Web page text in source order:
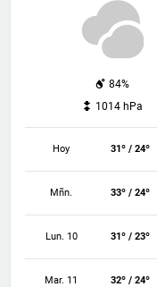
84%
1014 hPa
Hoy 31º / 24º
Mñn. 33º / 24º
Lun. 10 31º / 23º
Mar. 11 32º / 24º